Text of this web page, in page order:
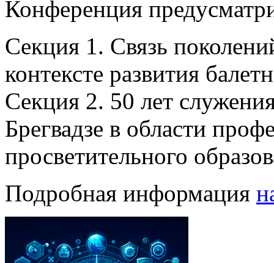
Конференция
Секция 1. Связь
контексте развития
Секция 2. 50 лет
Брегвадзе в области
просветительного
Подробная информация